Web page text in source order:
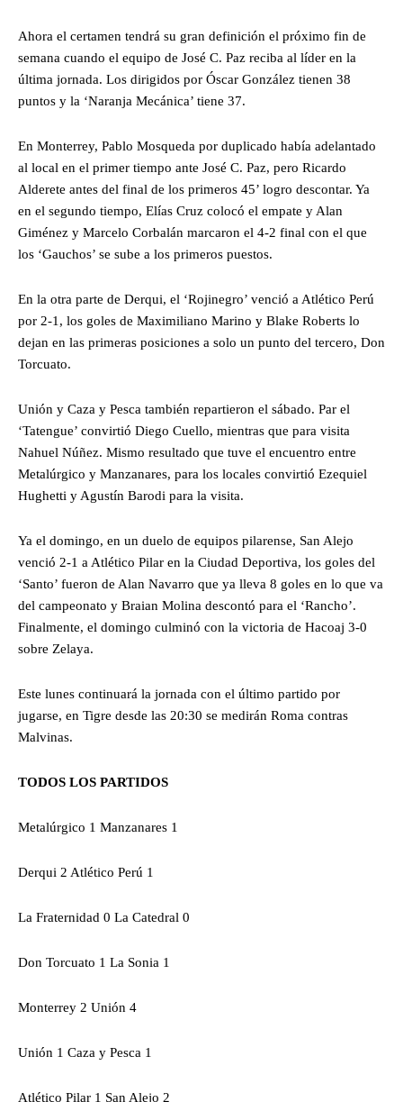
Ahora el certamen tendrá su gran definición el próximo fin de
semana cuando el equipo de José C. Paz reciba al líder en la
última jornada. Los dirigidos por Óscar González tienen 38
puntos y la ‘Naranja Mecánica’ tiene 37.
En Monterrey, Pablo Mosqueda por duplicado había adelantado
al local en el primer tiempo ante José C. Paz, pero Ricardo
Alderete antes del final de los primeros 45’ logro descontar. Ya
en el segundo tiempo, Elías Cruz colocó el empate y Alan
Giménez y Marcelo Corbalán marcaron el 4-2 final con el que
los ‘Gauchos’ se sube a los primeros puestos.
En la otra parte de Derqui, el ‘Rojinegro’ venció a Atlético Perú
por 2-1, los goles de Maximiliano Marino y Blake Roberts lo
dejan en las primeras posiciones a solo un punto del tercero, Don
Torcuato.
Unión y Caza y Pesca también repartieron el sábado. Par el
‘Tatengue’ convirtió Diego Cuello, mientras que para visita
Nahuel Núñez. Mismo resultado que tuve el encuentro entre
Metalúrgico y Manzanares, para los locales convirtió Ezequiel
Hughetti y Agustín Barodi para la visita.
Ya el domingo, en un duelo de equipos pilarense, San Alejo
venció 2-1 a Atlético Pilar en la Ciudad Deportiva, los goles del
‘Santo’ fueron de Alan Navarro que ya lleva 8 goles en lo que va
del campeonato y Braian Molina descontó para el ‘Rancho’.
Finalmente, el domingo culminó con la victoria de Hacoaj 3-0
sobre Zelaya.
Este lunes continuará la jornada con el último partido por
jugarse, en Tigre desde las 20:30 se medirán Roma contras
Malvinas.
TODOS LOS PARTIDOS
Metalúrgico 1 Manzanares 1
Derqui 2 Atlético Perú 1
La Fraternidad 0 La Catedral 0
Don Torcuato 1 La Sonia 1
Monterrey 2 Unión 4
Unión 1 Caza y Pesca 1
Atlético Pilar 1 San Alejo 2